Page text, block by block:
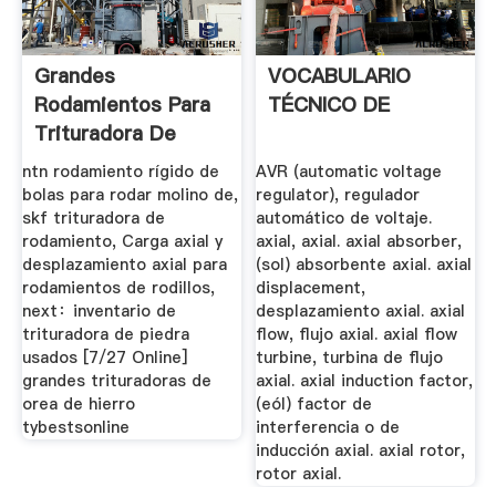
Grandes
Rodamientos Para
Trituradora De
Piedra
ntn rodamiento rígido de
bolas para rodar molino de,
skf trituradora de
rodamiento, Carga axial y
desplazamiento axial para
rodamientos de rodillos,
next：inventario de
trituradora de piedra
usados [7/27 Online]
grandes trituradoras de
orea de hierro
tybestsonline
VOCABULARIO
TÉCNICO DE
AVR (automatic voltage
regulator), regulador
automático de voltaje.
axial, axial. axial absorber,
(sol) absorbente axial. axial
displacement,
desplazamiento axial. axial
flow, flujo axial. axial flow
turbine, turbina de flujo
axial. axial induction factor,
(eól) factor de
interferencia o de
inducción axial. axial rotor,
rotor axial.